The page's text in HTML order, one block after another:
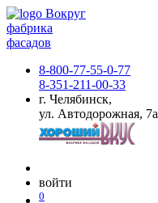
фабрика
фасадов
8-800-77-55-0-77
8-351-211-00-33
г. Челябинск,
ул. Автодорожная, 7а
войти
0